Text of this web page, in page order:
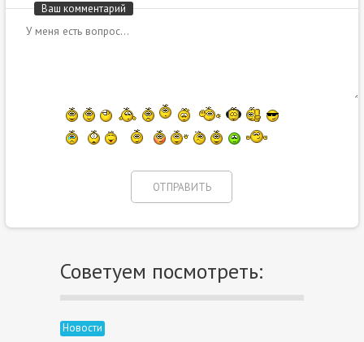
Ваш комментарий
Советуем посмотреть:
Новости